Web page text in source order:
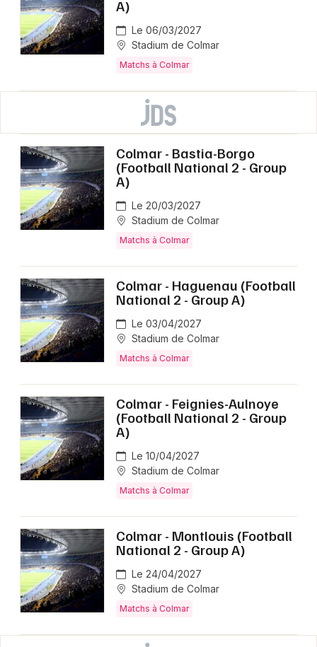
A)
Le 06/03/2027
Stadium de Colmar
Matchs à Colmar
Colmar - Bastia-Borgo
(Football National 2 - Group
A)
Le 20/03/2027
Stadium de Colmar
Matchs à Colmar
Colmar - Haguenau (Football
National 2 - Group A)
Le 03/04/2027
Stadium de Colmar
Matchs à Colmar
Colmar - Feignies-Aulnoye
(Football National 2 - Group
A)
Le 10/04/2027
Stadium de Colmar
Matchs à Colmar
Colmar - Montlouis (Football
National 2 - Group A)
Le 24/04/2027
Stadium de Colmar
Matchs à Colmar